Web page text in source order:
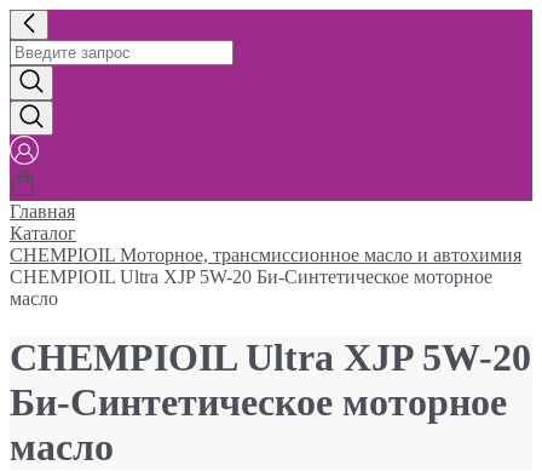
Главная
Каталог
CHEMPIOIL Моторное, трансмиссионное масло и автохимия
CHEMPIOIL Ultra XJP 5W-20 Би-Синтетическое моторное
масло
CHEMPIOIL Ultra XJP 5W-20
Би-Синтетическое моторное
масло